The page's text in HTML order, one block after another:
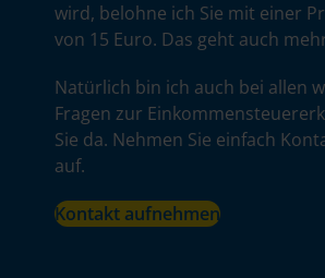
wird, belohne ich Sie mit einer
von 15 Euro. Das geht auch
Natürlich bin ich auch bei allen
Fragen zur
Sie da. Nehmen Sie einfach
auf.
Kontakt aufnehmen